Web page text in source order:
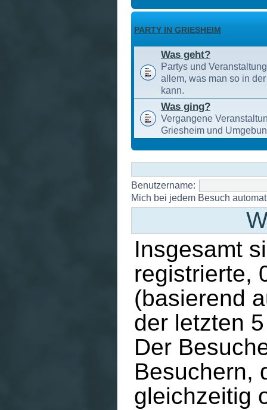
PARTY IN GRIESHEIM
Was geht?
Partys und
allem, was man so in
kann.
Was ging?
Vergangene
Griesheim und
Benutzername:
Mich bei jedem Besuch
Insgesamt
registrierte,
(basierend
der letzten
Der
Besuchern,
gleichzeitig